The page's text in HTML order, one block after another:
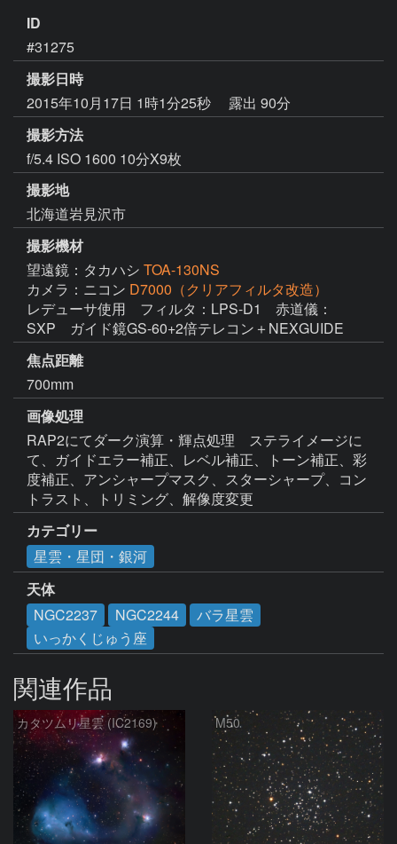
ID
#31275
撮影日時
2015年10月17日 1時1分25秒
露出 90分
撮影方法
f/5.4 ISO 1600 10分X9枚
撮影地
北海道岩見沢市
撮影機材
望遠鏡：タカハシ TOA-130NS
カメラ：ニコン D7000（クリアフィルタ改造）
レデューサ使用　フィルタ：LPS-D1　赤道儀：
SXP　ガイド鏡GS-60+2倍テレコン＋NEXGUIDE
焦点距離
700mm
画像処理
RAP2にてダーク演算・輝点処理　ステライメージに
て、ガイドエラー補正、レベル補正、トーン補正、彩
度補正、アンシャープマスク、スターシャープ、コン
トラスト、トリミング、解像度変更
カテゴリー
星雲・星団・銀河
天体
NGC2237
NGC2244
バラ星雲
いっかくじゅう座
関連作品
カタツムリ星雲 (IC2169) M50